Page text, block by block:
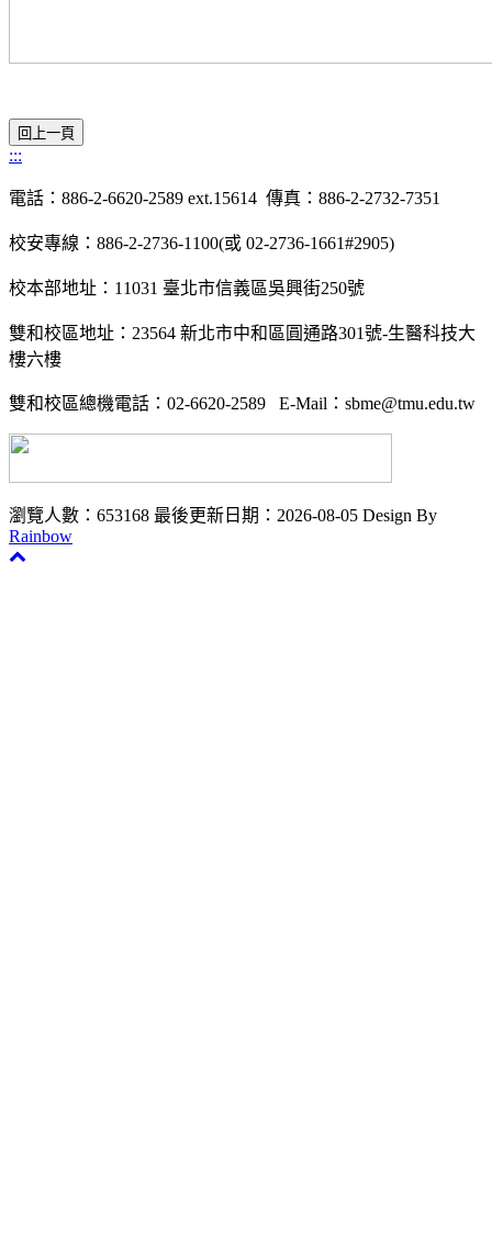
:::
電話： 886-2-6620-2589 ext.15614 傳真： 886-2-2732-7351
校安專線： 886-2-2736-1100(或 02-2736-1661#2905)
校本部地址： 11031 臺北市信義區吳興街250號
雙和校區地址： 23564 新北市中和區圓通路301號-生醫科技大
樓六樓
雙和校區總機電話： 02-6620-2589 E-Mail ： sbme@tmu.edu.tw
瀏覽人數：653168 最後更新日期：2026-08-05 Design By
Rainbow